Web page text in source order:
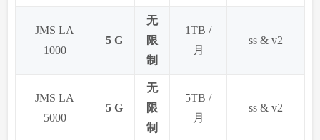
JMS LA
1000
5 G
无
限
制
1TB /
月
ss & v2
JMS LA
5000
5 G
无
限
制
5TB /
月
ss & v2